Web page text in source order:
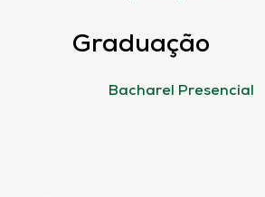
Graduação
Bacharel Presencial